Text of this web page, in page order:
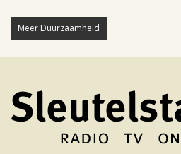
Meer Duurzaamheid